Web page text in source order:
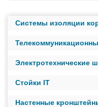
ИБП с мощным
зависимости от
подстанций
Системы изоляции
Электротехнические
Стойки IT
Настенные